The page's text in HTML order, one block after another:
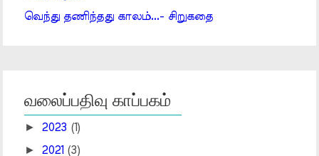
வெந்து தணிந்தது காலம்...- சிறுகதை
வலைப்பதிவு காப்பகம்
► 2023 (1)
► 2021 (3)